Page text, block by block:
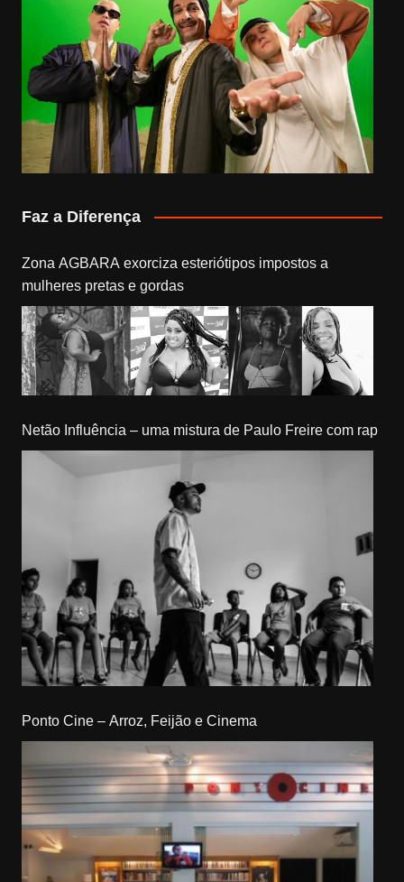
Faz a Diferença
Zona AGBARA exorciza esteriótipos impostos a
mulheres pretas e gordas
Netão Influência – uma mistura de Paulo Freire com rap
Ponto Cine – Arroz, Feijão e Cinema